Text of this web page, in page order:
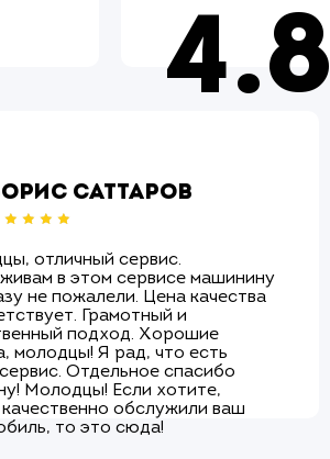
4.8
Саттаров
отличный сервис.
в этом сервисе машинину
не пожалели. Цена качества
Грамотный и
подход. Хорошие
молодцы! Я рад, что есть
Отдельное спасибо
Молодцы! Если хотите,
обслужили ваш
то это сюда!